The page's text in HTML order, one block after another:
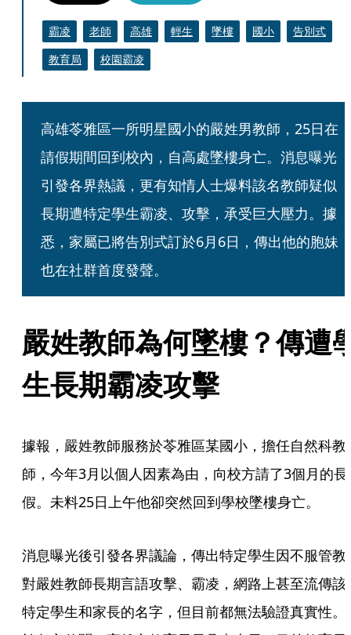
霸凌 老師 高雄 輕生 墜樓 國小
告別式
教育局
校園霸凌
高雄苓雅區一所明星國小的嚴姓男教師，25日在
請假期間回到校內，自高處墜樓身亡。消息曝光
引發各界熱議，更有知情人士爆料該名教師疑似
長期遭特定學生霸凌、攻擊，承受巨大壓力。據
悉，家屬已將告別式訂於6月6日，傳出他的胞妹
也在社群首度發聲。
嚴姓教師為何墜樓？傳遭
生長期霸凌攻擊
據報，嚴姓教師服務於苓雅區某國小，擔任自然科教
師，今年3月以個人因素為由，向校方請了3個月的長
假。未料25日上午他卻突然回到學校墜樓身亡。
消息曝光後引發各界議論，傳出特定學生因不服管教
對嚴姓教師長期言語攻擊、霸凌，網路上甚至流傳該
特定學生和家長的名字，但目前都無法驗證真實性。